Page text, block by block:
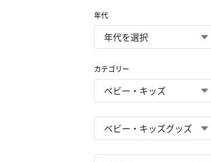
年代
カテゴリー